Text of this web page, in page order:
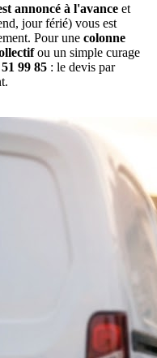
annoncé à l'avance et
jour férié) vous est
Pour une colonne
ou un simple curage
99 85 : le devis par